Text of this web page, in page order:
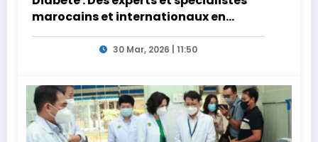
marocains et internationaux en
conclave à Tanger
30 Mar, 2026 | 11:50